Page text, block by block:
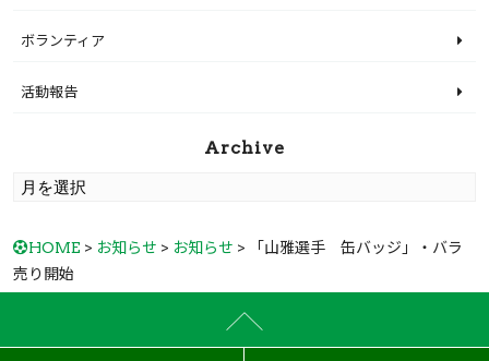
ボランティア
活動報告
Archive
HOME > お知らせ > お知らせ > 「山雅選手 缶バッジ」・バラ
売り開始